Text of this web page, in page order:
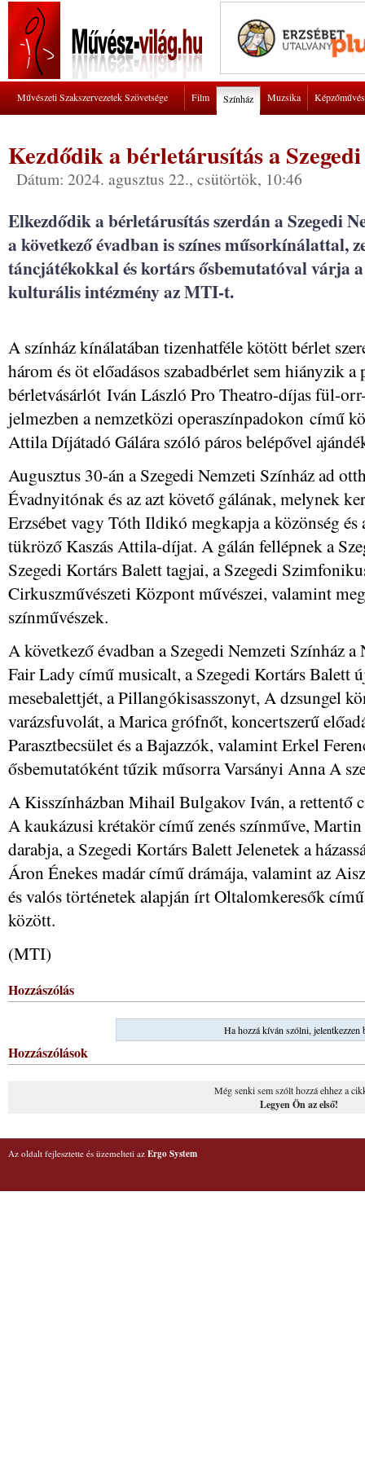
Művészeti Szakszervezetek Szövetsége Film Színház Muzsika
Kezdődik a bérletárusítás a
Dátum: 2024. agusztus 22., csütörtök, 10:46
Elkezdődik a bérletárusítás szerdán a Szegedi
a következő évadban is színes műsorkínálattal,
táncjátékokkal és kortárs ősbemutatóval várja
kulturális intézmény az MTI-t.
A színház kínálatában tizenhatféle kötött bérlet
három és öt előadásos szabadbérlet sem hiányzik
bérletvásárlót Iván László Pro Theatro-díjas fül-
jelmezben a nemzetközi operaszínpadokon című
Attila Díjátadó Gálára szóló páros belépővel
Augusztus 30-án a Szegedi Nemzeti Színház ad
Évadnyitónak és az azt követő gálának, melynek
Erzsébet vagy Tóth Ildikó megkapja a közönség és
tükröző Kaszás Attila-díjat. A gálán fellépnek a
Szegedi Kortárs Balett tagjai, a Szegedi
Cirkuszművészeti Központ művészei, valamint
színművészek.
A következő évadban a Szegedi Nemzeti Színház
Fair Lady című musicalt, a Szegedi Kortárs Balett
mesebalettjét, a Pillangókisasszonyt, A dzsungel
varázsfuvolát, a Marica grófnőt, koncertszerű
Parasztbecsület és a Bajazzók, valamint Erkel
ősbemutatóként tűzik műsorra Varsányi Anna A
A Kisszínházban Mihail Bulgakov Iván, a rettentő
A kaukázusi krétakör című zenés színműve,
darabja, a Szegedi Kortárs Balett Jelenetek a
Áron Énekes madár című drámája, valamint az
és valós történetek alapján írt Oltalomkeresők
között.
(MTI)
Hozzászólás
Ha hozzá kíván szólni, jelentkezzen
Hozzászólások
Még senki sem szólt hozzá ehhez a
Legyen Ön az első!
Az oldalt fejlesztette és üzemelteti az Ergo System